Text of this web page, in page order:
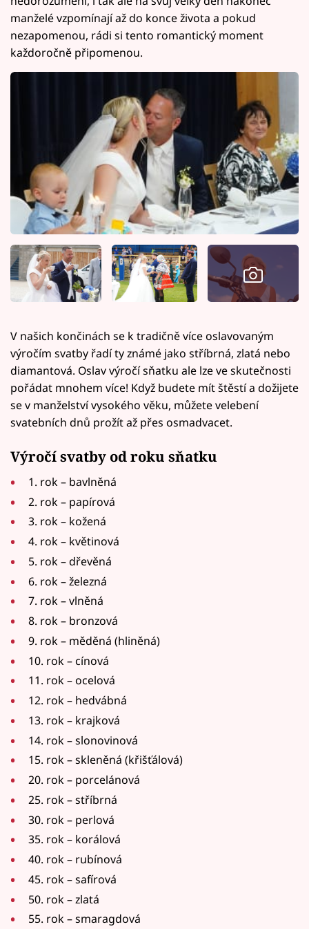
manželé vzpomínají až do konce života a pokud
nezapomenou, rádi si tento romantický moment
každoročně připomenou.
V našich končinách se k tradičně více oslavovaným
výročím svatby řadí ty známé jako stříbrná, zlatá nebo
diamantová. Oslav výročí sňatku ale lze ve skutečnosti
pořádat mnohem více! Když budete mít štěstí a dožijete
se v manželství vysokého věku, můžete velebení
svatebních dnů prožít až přes osmadvacet.
Výročí svatby od roku sňatku
1. rok – bavlněná
2. rok – papírová
3. rok – kožená
4. rok – květinová
5. rok – dřevěná
6. rok – železná
7. rok – vlněná
8. rok – bronzová
9. rok – měděná (hliněná)
10. rok – cínová
11. rok – ocelová
12. rok – hedvábná
13. rok – krajková
14. rok – slonovinová
15. rok – skleněná (křišťálová)
20. rok – porcelánová
25. rok – stříbrná
30. rok – perlová
35. rok – korálová
40. rok – rubínová
45. rok – safírová
50. rok – zlatá
55. rok – smaragdová